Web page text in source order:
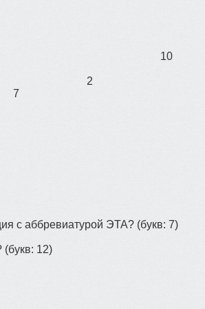
10
2
7
с аббревиатурой ЭТА? (букв: 7)
(букв: 12)